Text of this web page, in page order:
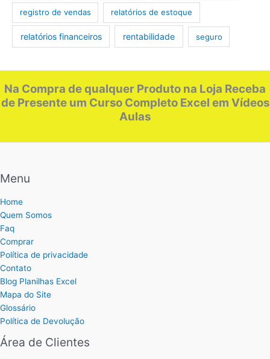
registro de vendas relatórios de estoque
relatórios financeiros rentabilidade seguro
Na Compra de qualquer Produto na Loja Receba
de Presente um Curso Completo Excel em Vídeos
Aulas
Menu
Home
Quem Somos
Faq
Comprar
Política de privacidade
Contato
Blog Planilhas Excel
Mapa do Site
Glossário
Política de Devolução
Área de Clientes